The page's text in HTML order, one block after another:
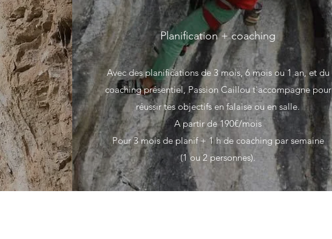
Planification + coaching
Avec des planifications de 3 mois, 6 mois ou 1 an, et du
coaching présentiel, Passion Caillou t'accompagne pour
réussir tes objectifs en falaise ou en salle.
A partir de 190€/mois
Pour 3 mois de planif + 1 h de coaching par semaine
(1 ou 2 personnes).